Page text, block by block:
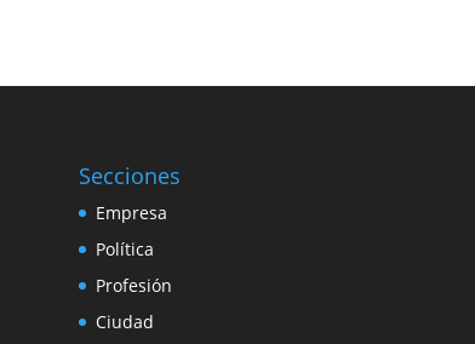
Secciones
Empresa
Política
Profesión
Ciudad